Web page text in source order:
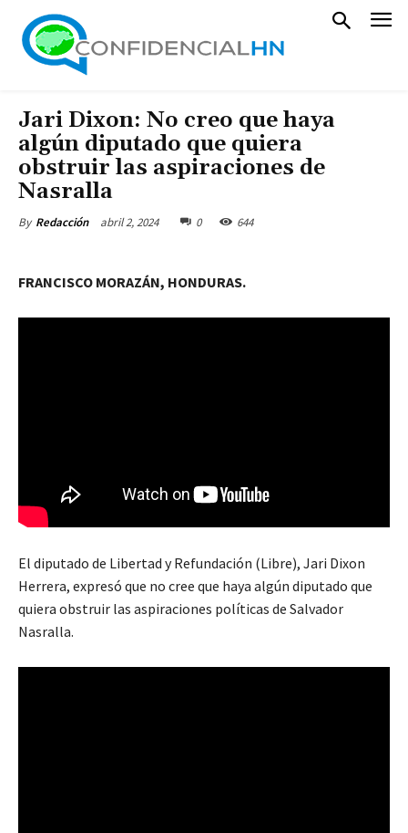
Jari Dixon: No creo que haya
algún diputado que quiera
obstruir las aspiraciones de
Nasralla
By Redacción abril 2, 2024 0 644
FRANCISCO MORAZÁN, HONDURAS.
El diputado de Libertad y Refundación (Libre), Jari Dixon
Herrera, expresó que no cree que haya algún diputado que
quiera obstruir las aspiraciones políticas de Salvador
Nasralla.